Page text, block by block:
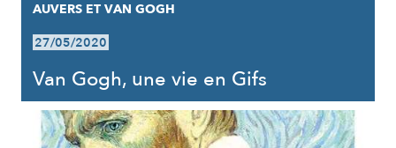
AUVERS ET VAN GOGH
27/05/2020
Van Gogh, une vie en Gifs